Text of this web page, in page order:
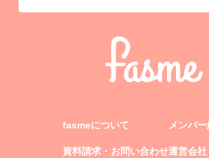
fasmeについて
資料請求・お問い合わせ
メンバ
運営会社